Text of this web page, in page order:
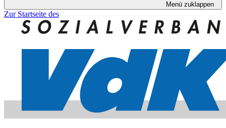
Menü zuklappen
Zur Startseite des